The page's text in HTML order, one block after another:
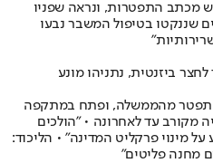
מכתב התפטרות, ונראה שפניו
שננקטו בטיפול המשבר נבעו
ביזנטית, נתניהו מונע
מהממשלה, ופתח במתקפה
מקורב עד לאחרונה • "הולכים
מינוי פרקליט המדינה" • הליכוד:
מחנה פליטים"